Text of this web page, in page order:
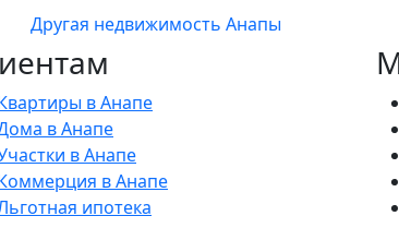
Другая недвижимость Анапы
в Анапе
в Анапе
в Анапе
в Анапе
ипотека